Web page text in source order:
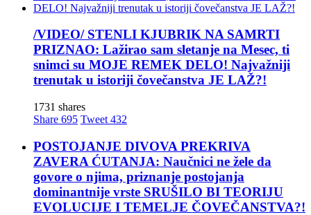
/VIDEO/ STENLI KJUBRIK NA SAMRTI
PRIZNAO: Lažirao sam sletanje na Mesec, ti
snimci su MOJE REMEK DELO! Najvažniji
trenutak u istoriji čovečanstva JE LAŽ?!
1731 shares
Share 695 Tweet 432
POSTOJANJE DIVOVA PREKRIVA
ZAVERA ĆUTANJA: Naučnici ne žele da
govore o njima, priznanje postojanja
dominantnije vrste SRUŠILO BI TEORIJU
EVOLUCIJE I TEMELJE ČOVEČANSTVA?!